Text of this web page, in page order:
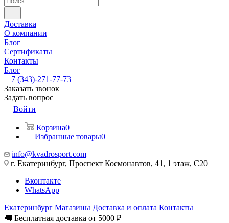
Доставка
О компании
Блог
Сертификаты
Контакты
Блог
+7 (343)-271-77-73
Заказать звонок
Задать вопрос
Войти
Корзина0
Избранные товары0
info@kvadrosport.com
г. Екатеринбург, Проспект Космонавтов, 41, 1 этаж, С20
Вконтакте
WhatsApp
Екатеринбург Магазины Доставка и оплата Контакты
🚚 Бесплатная доставка от 5000 ₽